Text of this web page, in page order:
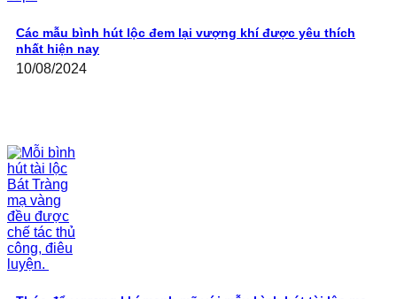
Các mẫu bình hút lộc đem lại vượng khí được yêu thích
nhất hiện nay
10/08/2024